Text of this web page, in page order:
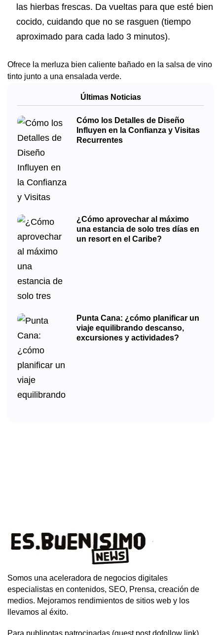
las hierbas frescas. Da vueltas para que esté bien
cocido, cuidando que no se rasguen (tiempo
aproximado para cada lado 3 minutos).
Ofrece la merluza bien caliente bañado en la salsa de vino
tinto junto a una ensalada verde.
Últimas Noticias
Cómo los Detalles de Diseño
Influyen en la Confianza y Visitas
Recurrentes
¿Cómo aprovechar al máximo
una estancia de solo tres días en
un resort en el Caribe?
Punta Cana: ¿cómo planificar un
viaje equilibrando descanso,
excursiones y actividades?
Somos una aceleradora de negocios digitales
especialistas en contenidos, SEO, Prensa, creación de
medios. Mejoramos rendimientos de sitios web y los
llevamos al éxito.